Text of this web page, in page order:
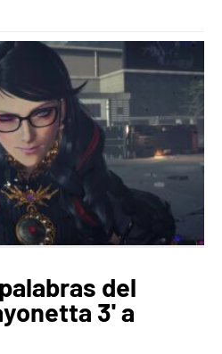
del
3' a